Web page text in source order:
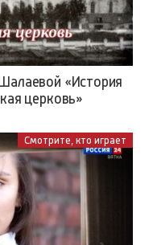
«История
церковь»
Смотрите, кто играет